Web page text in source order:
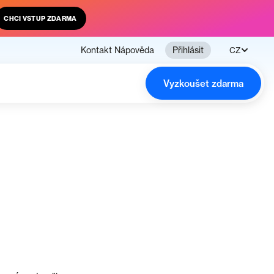
CHCI VSTUP ZDARMA
Kontakt Nápověda Přihlásit CZ
Vyzkoušet zdarma